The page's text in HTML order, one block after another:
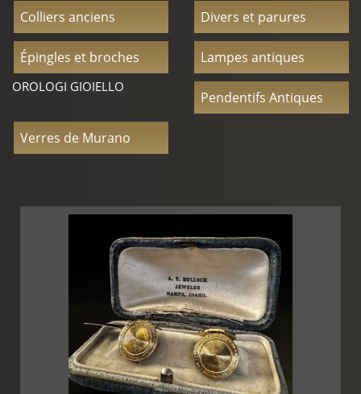
Colliers anciens Divers et parures
Épingles et broches Lampes antiques
OROLOGI GIOIELLO
Pendentifs Antiques
Verres de Murano